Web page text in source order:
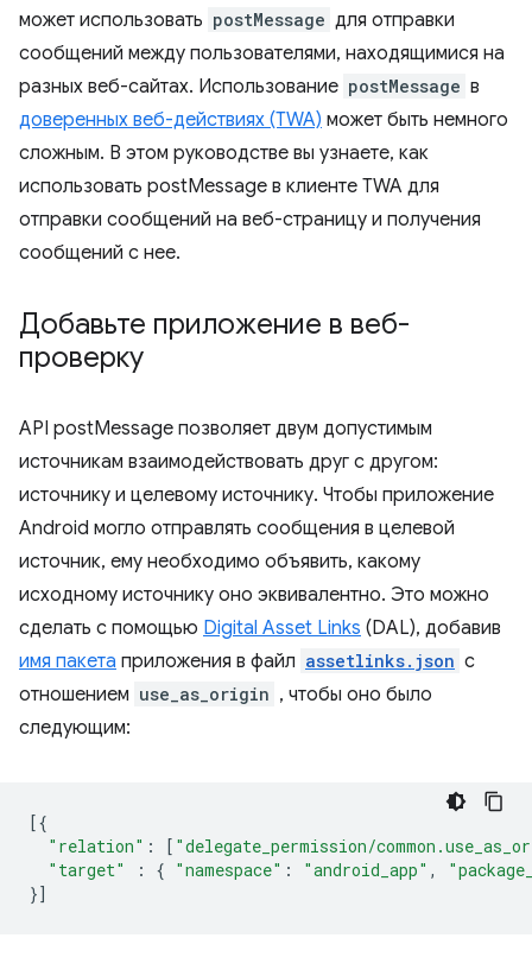
может использовать postMessage для отправки
сообщений между пользователями, находящимися на
разных веб-сайтах. Использование postMessage в
доверенных веб-действиях (TWA) может быть немного
сложным. В этом руководстве вы узнаете, как
использовать postMessage в клиенте TWA для
отправки сообщений на веб-страницу и получения
сообщений с нее.
Добавьте приложение в веб-
проверку
API postMessage позволяет двум допустимым
источникам взаимодействовать друг с другом:
источнику и целевому источнику. Чтобы приложение
Android могло отправлять сообщения в целевой
источник, ему необходимо объявить, какому
исходному источнику оно эквивалентно. Это можно
сделать с помощью Digital Asset Links (DAL), добавив
имя пакета приложения в файл assetlinks.json с
отношением use_as_origin , чтобы оно было
следующим:
[{
"relation" : [ "delegate_permission/
"target"
: { "namespace" : "android_app" ,
}]